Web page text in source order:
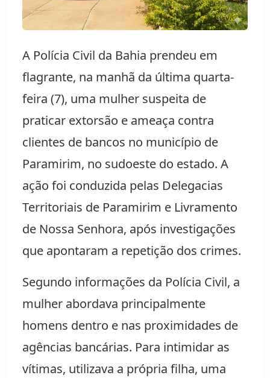
A Polícia Civil da Bahia prendeu em
flagrante, na manhã da última quarta-
feira (7), uma mulher suspeita de
praticar extorsão e ameaça contra
clientes de bancos no município de
Paramirim, no sudoeste do estado. A
ação foi conduzida pelas Delegacias
Territoriais de Paramirim e Livramento
de Nossa Senhora, após investigações
que apontaram a repetição dos crimes.
Segundo informações da Polícia Civil, a
mulher abordava principalmente
homens dentro e nas proximidades de
agências bancárias. Para intimidar as
vítimas, utilizava a própria filha, uma